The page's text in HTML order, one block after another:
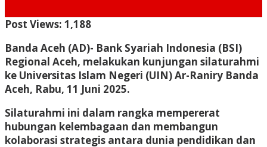
Post Views: 1,188
Banda Aceh (AD)- Bank Syariah Indonesia (BSI)
Regional Aceh, melakukan kunjungan silaturahmi
ke Universitas Islam Negeri (UIN) Ar-Raniry Banda
Aceh, Rabu, 11 Juni 2025.
Silaturahmi ini dalam rangka mempererat
hubungan kelembagaan dan membangun
kolaborasi strategis antara dunia pendidikan dan